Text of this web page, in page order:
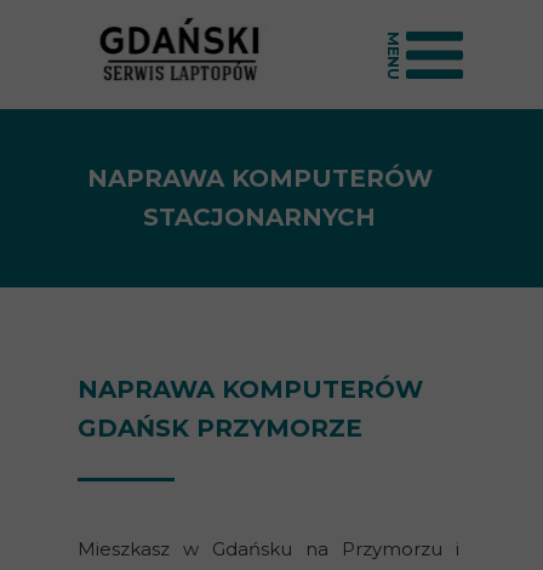
MENU
Mieszkasz w Gdańsku na Przymorzu i
NAPRAWA KOMPUTERÓW
GDAŃSK PRZYMORZE
NAPRAWA KOMPUTERÓW
STACJONARNYCH